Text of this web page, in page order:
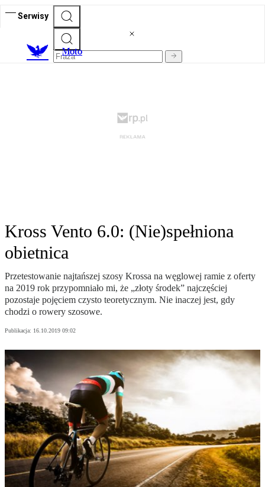
Serwisy
Moto
Kross Vento 6.0: (Nie)spełniona
obietnica
Przetestowanie najtańszej szosy Krossa na węglowej ramie z oferty
na 2019 rok przypomniało mi, że „złoty środek” najczęściej
pozostaje pojęciem czysto teoretycznym. Nie inaczej jest, gdy
chodzi o rowery szosowe.
Publikacja: 16.10.2019 09:02